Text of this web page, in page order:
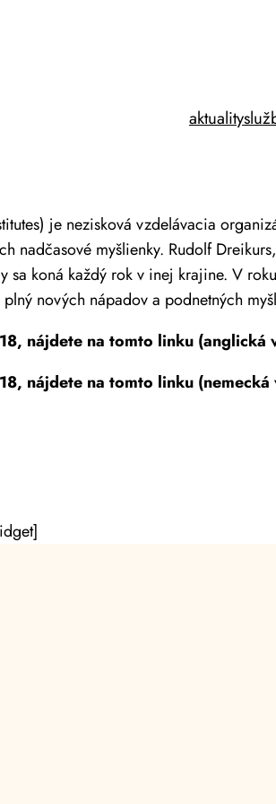
aktuality
je nezisková vzdelávacia
myšlienky. Rudolf
koná každý rok v inej krajine. V
nových nápadov a podnetných
nájdete na tomto linku (anglická
nájdete na tomto linku (nemecká